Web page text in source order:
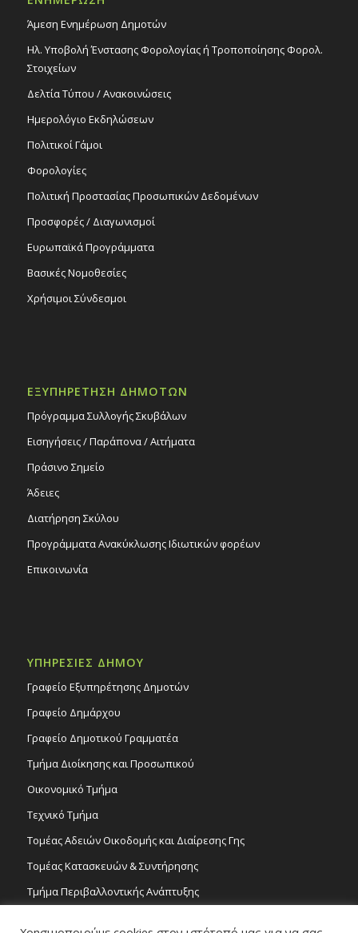
Άμεση Ενημέρωση Δημοτών
Ηλ. Υποβολή Ένστασης Φορολογίας ή Τροποποίησης Φορολ.
Στοιχείων
Δελτία Τύπου / Ανακοινώσεις
Ημερολόγιο Εκδηλώσεων
Πολιτικοί Γάμοι
Φορολογίες
Πολιτική Προστασίας Προσωπικών Δεδομένων
Προσφορές / Διαγωνισμοί
Ευρωπαϊκά Προγράμματα
Βασικές Νομοθεσίες
Χρήσιμοι Σύνδεσμοι
ΕΞΥΠΗΡΕΤΗΣΗ ΔΗΜΟΤΩΝ
Πρόγραμμα Συλλογής Σκυβάλων
Εισηγήσεις / Παράπονα / Αιτήματα
Πράσινο Σημείο
Άδειες
Διατήρηση Σκύλου
Προγράμματα Ανακύκλωσης Ιδιωτικών φορέων
Επικοινωνία
ΥΠΗΡΕΣΙΕΣ ΔΗΜΟΥ
Γραφείο Εξυπηρέτησης Δημοτών
Γραφείο Δημάρχου
Γραφείο Δημοτικού Γραμματέα
Τμήμα Διοίκησης και Προσωπικού
Οικονομικό Τμήμα
Τεχνικό Τμήμα
Τομέας Αδειών Οικοδομής και Διαίρεσης Γης
Τομέας Κατασκευών & Συντήρησης
Τμήμα Περιβαλλοντικής Ανάπτυξης